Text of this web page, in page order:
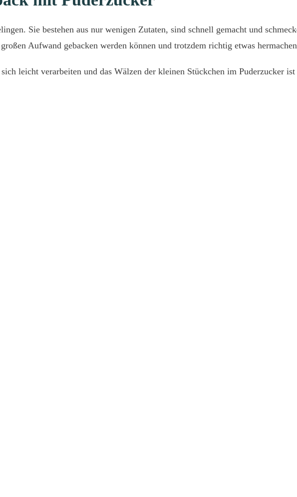
Sie bestehen aus nur wenigen Zutaten, sind schnell gemacht und
Aufwand gebacken werden können und trotzdem richtig etwas
leicht verarbeiten und das Wälzen der kleinen Stückchen im Puderzucker